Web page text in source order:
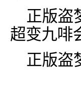
正版盗
超变九啡
正版盗